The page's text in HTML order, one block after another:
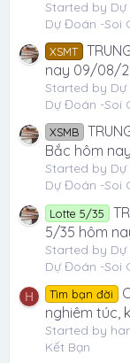
Started by Dự
Dự Đoán -Soi
XSMT
nay 09/08/
Started by Dự
Dự Đoán -Soi
XSMB
Bắc hôm
Started by Dự
Dự Đoán -Soi
Lotte 5/35
5/35 hôm
Started by Dự
Dự Đoán -Soi
H Tìm bạn đời
nghiêm túc,
Started by
Kết Bạn